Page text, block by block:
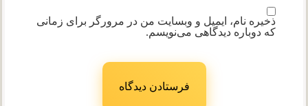
ذخیره نام، ایمیل و وبسایت من در مرورگر برای زمانی
که دوباره دیدگاهی می‌نویسم.